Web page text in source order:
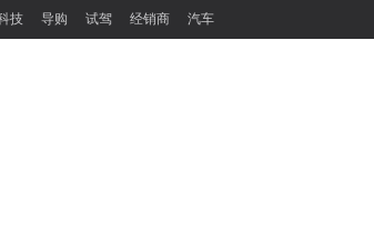
技 导购 试驾 经销商 汽车